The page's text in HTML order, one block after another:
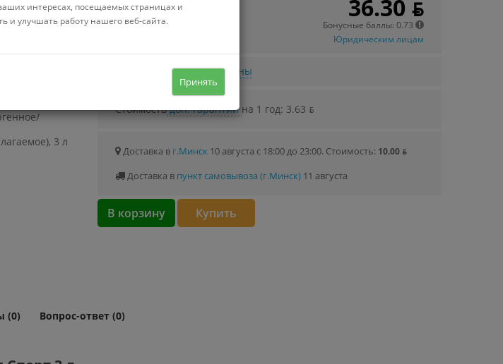
3 л
Можно купить в кредит
Стоимость от 0.56 ƃ/мec.
36.30 ƃ
Бонусные баллы: 0.73
Юридическим лицам
Узнать о снижении цены
Стоимостьдоп. гарантиина 1 год: 3.63 ƃ
Доставка в г.Минск 10 августа с 18:00 до 23:00. Стоимость: 10.00 ƃ
Доставка в пункт самовывоза (г.Минск)11 августа
В корзину Купить
(0) Вопрос-ответ (0)
интересах, посещаемых страницах и
и улучшать работу нашего веб-сайта.
Принять